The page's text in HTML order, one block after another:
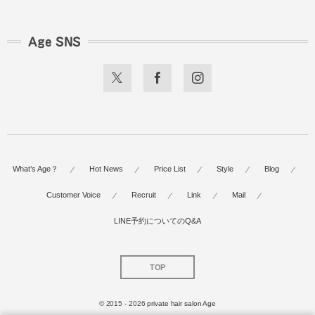
Age SNS
What’s Age？ Hot News Price List Style Blog
Customer Voice Recruit Link Mail
LINE予約についてのQ&A
TOP
© 2015 - 2026private hair salon Age